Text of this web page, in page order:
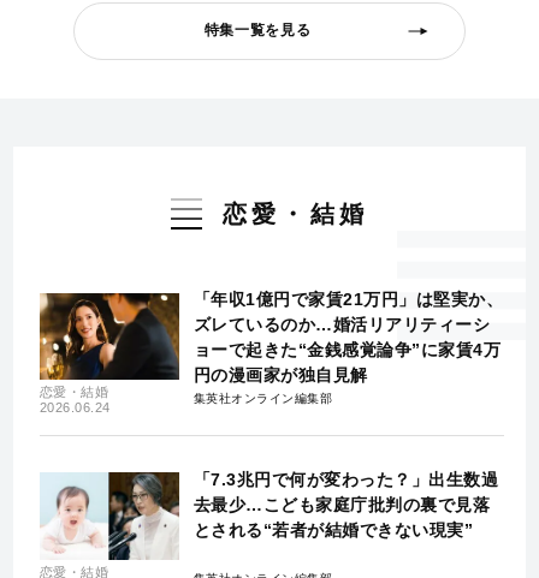
特集一覧を見る
恋愛・結婚
恋愛・結婚
2026.06.24
「年収1億円で家賃21万円」は堅実か、
ズレているのか…婚活リアリティーシ
ョーで起きた“金銭感覚論争”に家賃4万
円の漫画家が独自見解
集英社オンライン編集部
恋愛・結婚
「7.3兆円で何が変わった？」出生数過
去最少…こども家庭庁批判の裏で見落
とされる“若者が結婚できない現実”